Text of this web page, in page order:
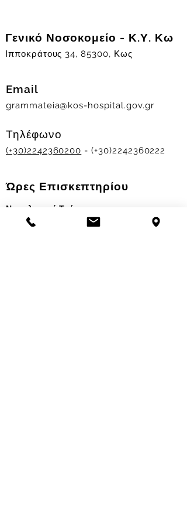
Γενικό Νοσοκομείο - Κ.Υ. Κω
Ιπποκράτους 34, 85300, Κως
Email
grammateia@kos-hospital.gov.gr
Τηλέφωνο
(+30)2242360200 - (+30)2242360222
Ώρες Επισκεπτηρίου
Νοσηλευτικά Τμήματα
Χειμερινό ωράριο: 11.00-13.00
17.30-19.30